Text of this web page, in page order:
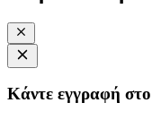
Κάντε εγγραφή